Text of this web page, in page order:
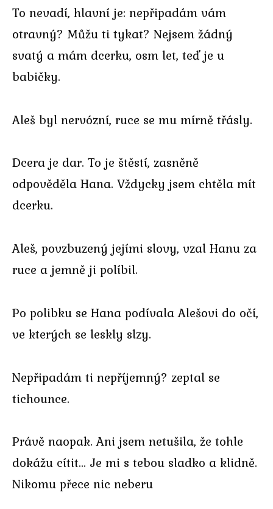
To nevadí, hlavní je: nepřipadám vám
otravný? Můžu ti tykat? Nejsem žádný
svatý a mám dcerku, osm let, teď je u
babičky.
Aleš byl nervózní, ruce se mu mírně třásly.
Dcera je dar. To je štěstí, zasněně
odpověděla Hana. Vždycky jsem chtěla mít
dcerku.
Aleš, povzbuzený jejími slovy, vzal Hanu za
ruce a jemně ji políbil.
Po polibku se Hana podívala Alešovi do očí,
ve kterých se leskly slzy.
Nepřipadám ti nepříjemný? zeptal se
tichounce.
Právě naopak. Ani jsem netušila, že tohle
dokážu cítit… Je mi s tebou sladko a klidně.
Nikomu přece nic neberu